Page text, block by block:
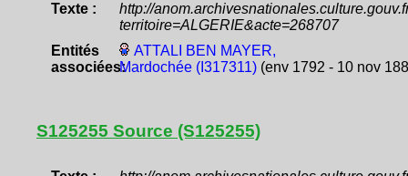
Texte :
http://
territoire=ALGERIE&acte=268707
Entités
associées:
ATTALI BEN MAYER,
Mardochée (I317311)(env 1792 - 10 nov
S125255 Source (S125255)